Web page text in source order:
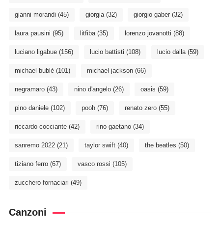
gianni morandi (45) giorgia(32) giorgio gaber(32)
laura pausini (95) litfiba(35) lorenzo jovanotti (88)
luciano ligabue(156) lucio battisti (108) lucio dalla(59)
michael bublé(101) michael jackson(66)
negramaro(43) nino d'angelo(26) oasis (59)
pino daniele(102) pooh(76) renato zero(55)
riccardo cocciante(42) rino gaetano(34)
sanremo 2022(21) taylor swift(40) the beatles (50)
tiziano ferro(67) vasco rossi (105)
zucchero fornaciari (49)
Canzoni